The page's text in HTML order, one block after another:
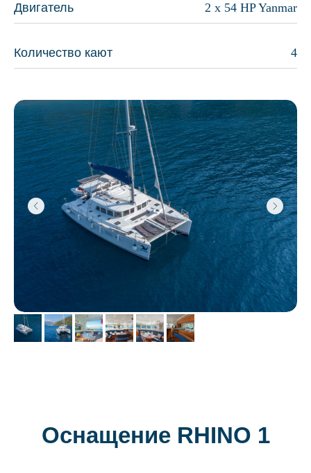
Двигатель 2 x 54 HP Yanmar
Количество кают 4
Оснащение RHINO 1